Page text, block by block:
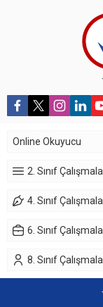
Online Okuyucu
2. Sınıf
4. Sınıf
6. Sınıf
8. Sınıf